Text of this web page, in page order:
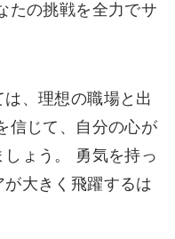
たの挑戦を全力でサ
、理想の職場と出
信じて、自分の心が
ょう。 勇気を持っ
大きく飛躍するは